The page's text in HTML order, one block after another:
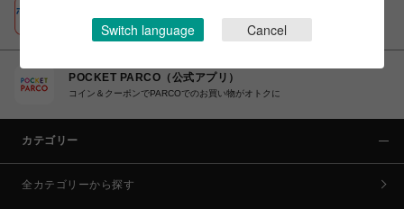
初回登録＆お買物で最大1,500円分のPARCOポイント進呈
POCKET PARCO（公式アプリ）
コイン＆クーポンでPARCOでのお買い物がオトクに
カテゴリー
全カテゴリーから探す
Switch language Cancel